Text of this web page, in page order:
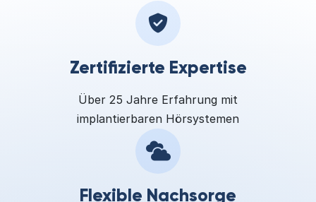
Zertifizierte Expertise
Über 25 Jahre Erfahrung mit
implantierbaren Hörsystemen
Flexible Nachsorge